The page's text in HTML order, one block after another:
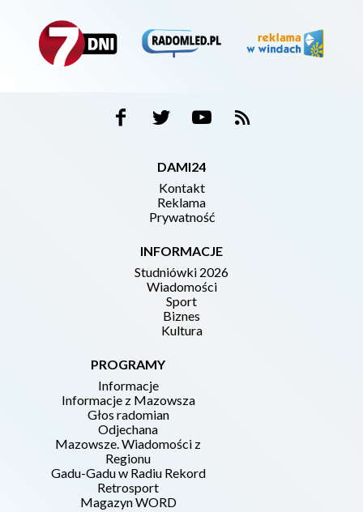
DAMI24
Kontakt
Reklama
Prywatność
INFORMACJE
Studniówki 2026
Wiadomości
Sport
Biznes
Kultura
PROGRAMY
Informacje
Informacje z Mazowsza
Głos radomian
Odjechana
Mazowsze. Wiadomości z
Regionu
Gadu-Gadu w Radiu Rekord
Retrosport
Magazyn WORD